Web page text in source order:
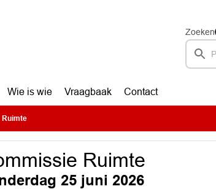
Zoeken
Wie is wie Vraagbaak Contact
Ruimte
Ruimte
25 juni 2026